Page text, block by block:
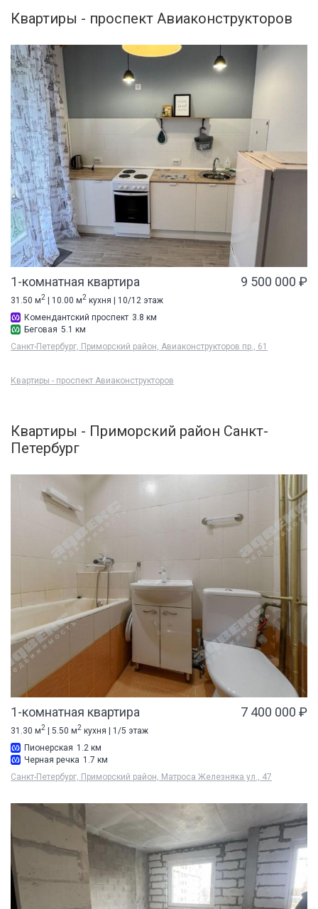
Квартиры - проспект Авиаконструкторов
1-комнатная квартира 9 500 000 ₽
31.50 м2 | 10.00 м2 кухня | 10/12 этаж
Комендантский проспект 3.8 км
Беговая 5.1 км
Санкт-Петербург, Приморский район, Авиаконструкторов пр., 61
Квартиры - проспект Авиаконструкторов
Квартиры - Приморский район Санкт-
Петербург
1-комнатная квартира 7 400 000 ₽
31.30 м2 | 5.50 м2 кухня | 1/5 этаж
Пионерская 1.2 км
Черная речка 1.7 км
Санкт-Петербург, Приморский район, Матроса Железняка ул., 47